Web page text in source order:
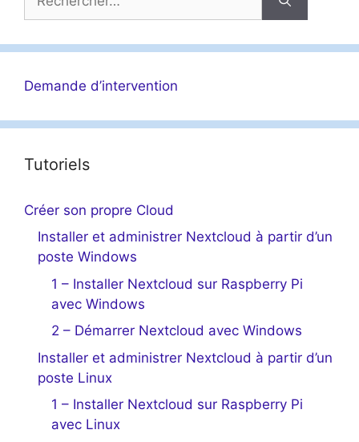
Demande d’intervention
Tutoriels
Créer son propre Cloud
Installer et administrer Nextcloud à partir d’un
poste Windows
1 – Installer Nextcloud sur Raspberry Pi
avec Windows
2 – Démarrer Nextcloud avec Windows
Installer et administrer Nextcloud à partir d’un
poste Linux
1 – Installer Nextcloud sur Raspberry Pi
avec Linux